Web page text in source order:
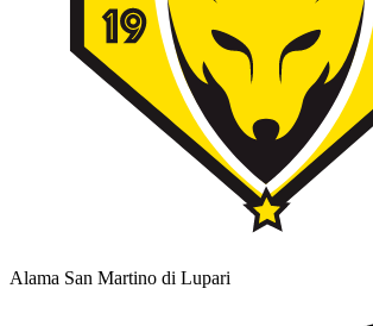
Alama San Martino di Lupari